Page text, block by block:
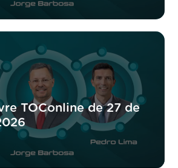
TOConline de 27 de